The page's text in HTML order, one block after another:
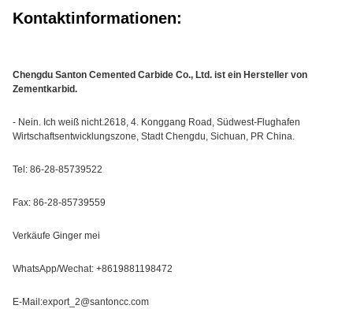
Kontaktinformationen:
Chengdu Santon Cemented Carbide Co., Ltd. ist ein Hersteller von
Zementkarbid.
- Nein. Ich weiß nicht.2618, 4. Konggang Road, Südwest-Flughafen
Wirtschaftsentwicklungszone, Stadt Chengdu, Sichuan, PR China.
Tel: 86-28-85739522
Fax: 86-28-85739559
Verkäufe Ginger mei
WhatsApp/Wechat: +8619881198472
E-Mail:export_2@santoncc.com